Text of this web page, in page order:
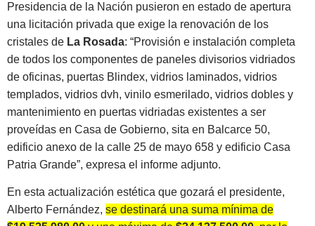
Presidencia de la Nación pusieron en estado de apertura
una licitación privada que exige la renovación de los
cristales de La Rosada: “Provisión e instalación completa
de todos los componentes de paneles divisorios vidriados
de oficinas, puertas Blindex, vidrios laminados, vidrios
templados, vidrios dvh, vinilo esmerilado, vidrios dobles y
mantenimiento en puertas vidriadas existentes a ser
proveídas en Casa de Gobierno, sita en Balcarce 50,
edificio anexo de la calle 25 de mayo 658 y edificio Casa
Patria Grande”, expresa el informe adjunto.
En esta actualización estética que gozará el presidente,
Alberto Fernández, se destinará una suma mínima de